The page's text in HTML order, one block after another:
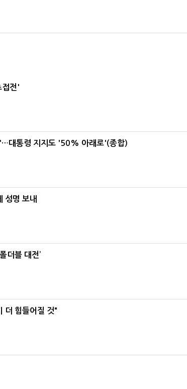
접전'
대통령 지지도 '50% 아래로'(종합)
성명 보내
더블 대전’
더 힘들어질 것"